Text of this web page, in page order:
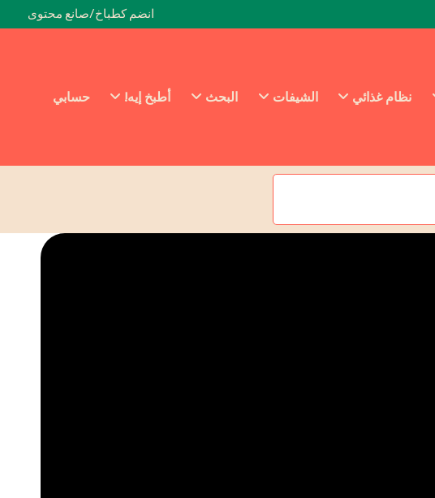
انضم كطباخ/صانع محتوى
نظام غذائي الشيفات البحث أطبخ إيه! حسابي